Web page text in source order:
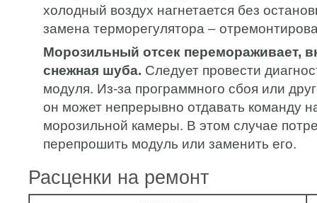
холодный воздух нагнетается без
замена терморегулятора –
Морозильный отсек перемораживает,
снежная шуба. Следует провести
модуля. Из-за программного сбоя или
он может непрерывно отдавать команду
морозильной камеры. В этом случае
перепрошить модуль или заменить его.
Расценки на ремонт